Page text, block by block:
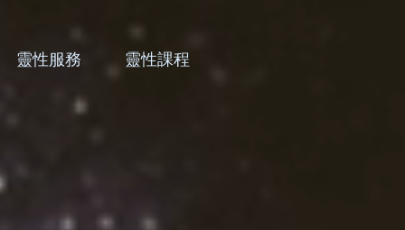
靈性服務 靈性課程